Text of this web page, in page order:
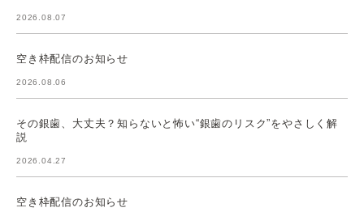
2026.08.07
空き枠配信のお知らせ
2026.08.06
その銀歯、大丈夫？知らないと怖い“銀歯のリスク”をやさしく解
説
2026.04.27
空き枠配信のお知らせ